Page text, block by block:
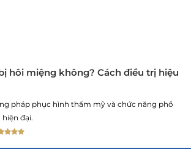
hôi miệng không? Cách điều trị hiệu
pháp phục hình thẩm mỹ và chức năng phổ
đại.